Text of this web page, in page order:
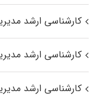
کارشناسی ارشد
کارشناسی ارشد
کارشناسی ارشد